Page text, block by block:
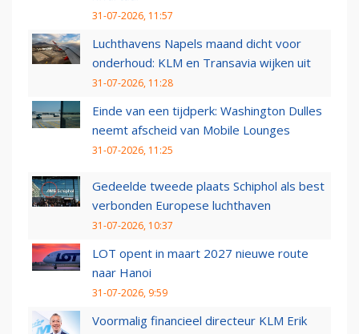
31-07-2026, 11:57
Luchthavens Napels maand dicht voor
onderhoud: KLM en Transavia wijken uit
31-07-2026, 11:28
Einde van een tijdperk: Washington Dulles
neemt afscheid van Mobile Lounges
31-07-2026, 11:25
Gedeelde tweede plaats Schiphol als best
verbonden Europese luchthaven
31-07-2026, 10:37
LOT opent in maart 2027 nieuwe route
naar Hanoi
31-07-2026, 9:59
Voormalig financieel directeur KLM Erik